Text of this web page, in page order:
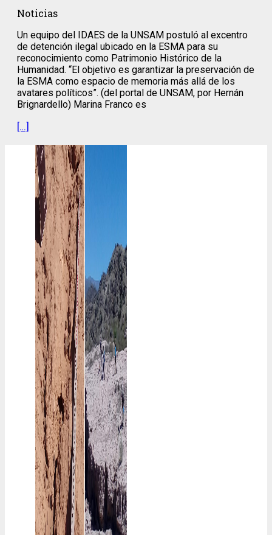
Noticias
Un equipo del IDAES de la UNSAM postuló al excentro
de detención ilegal ubicado en la ESMA para su
reconocimiento como Patrimonio Histórico de la
Humanidad. “El objetivo es garantizar la preservación de
la ESMA como espacio de memoria más allá de los
avatares políticos”. (del portal de UNSAM, por Hernán
Brignardello) Marina Franco es
[…]